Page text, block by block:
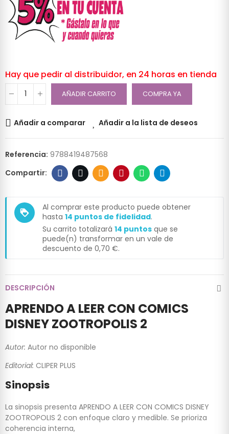
Hay que pedir al distribuidor, en 24 horas en tienda
AÑADIR CARRITO COMPRA YA
Añadir a comparar Añadir a la lista de deseos
Referencia: 9788419487568
loyalty
Al comprar este producto puede obtener
hasta 14 puntos de fidelidad.
Su carrito totalizará 14 puntos que se
puede(n) transformar en un vale de
descuento de 0,70 €.
DESCRIPCIÓN
APRENDO A LEER CON COMICS
DISNEY ZOOTROPOLIS 2
Autor: Autor no disponible
Editorial: CLIPER PLUS
Sinopsis
La sinopsis presenta APRENDO A LEER CON COMICS DISNEY
ZOOTROPOLIS 2 con enfoque claro y medible. Se prioriza
coherencia interna,